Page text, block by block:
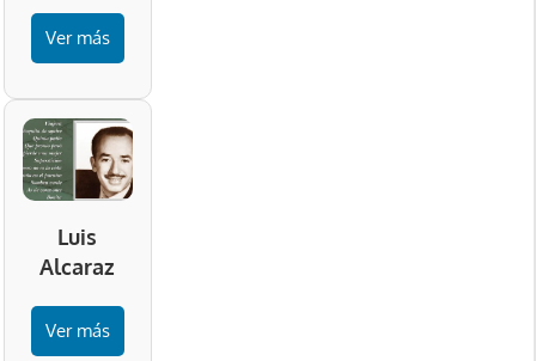
Ver más
Luis
Alcaraz
Ver más